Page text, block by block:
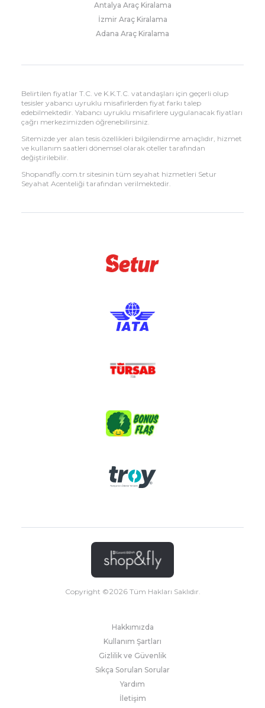
Antalya Araç Kiralama
İzmir Araç Kiralama
Adana Araç Kiralama
Belirtilen fiyatlar T.C. ve K.K.T.C. vatandaşları için geçerli olup
tesisler yabancı uyruklu misafirlerden fiyat farkı talep
edebilmektedir. Yabancı uyruklu misafirlere uygulanacak fiyatları
çağrı merkezimizden öğrenebilirsiniz.
Sitemizde yer alan tesis özellikleri bilgilendirme amaçlıdır, hizmet
ve kullanım saatleri dönemsel olarak oteller tarafından
değiştirilebilir.
Shopandfly.com.tr sitesinin tüm seyahat hizmetleri Setur
Seyahat Acenteliği tarafından verilmektedir.
Copyright ©2026Tüm Hakları Saklıdır.
Hakkımızda
Kullanım Şartları
Gizlilik ve Güvenlik
Sıkça Sorulan Sorular
Yardım
İletişim